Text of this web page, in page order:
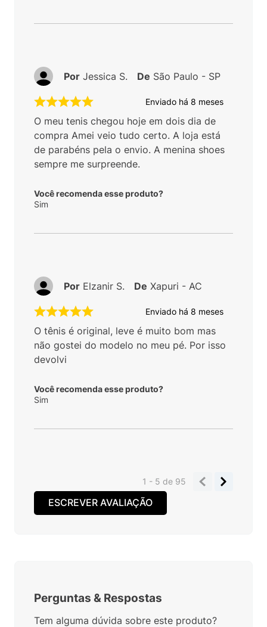
Enviado há 8 meses
O meu tenis chegou hoje em dois dia de
compra Amei veio tudo certo. A loja está
de parabéns pela o envio. A menina shoes
sempre me surpreende.
Você recomenda esse produto?
Sim
Por Jessica S. De São Paulo - SP
Enviado há 8 meses
O tênis é original, leve é muito bom mas
não gostei do modelo no meu pé. Por isso
devolvi
Você recomenda esse produto?
Sim
Por Elzanir S. De Xapuri - AC
1 - 5de 95
ESCREVER AVALIAÇÃO
Perguntas & Respostas
Tem alguma dúvida sobre este produto?